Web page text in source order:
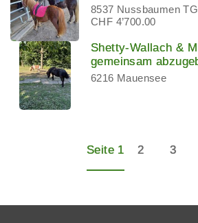
8537 Nussbaumen TG
CHF 4’700.00
Shetty-Wallach &
gemeinsam
6216 Mauensee
Seite 1 2 3